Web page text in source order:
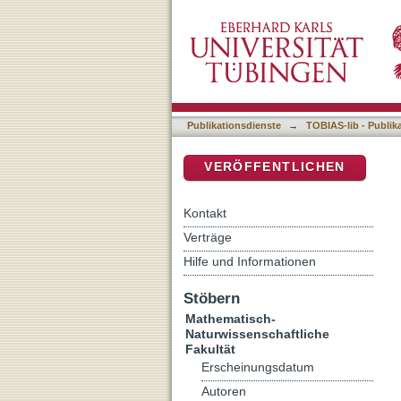
Publikationsdienste → TOBIAS-lib -
VERÖFFENTLICHEN
Kontakt
Verträge
Hilfe und Informationen
Stöbern
Mathematisch-
Naturwissenschaftliche
Fakultät
Erscheinungsdatum
Autoren